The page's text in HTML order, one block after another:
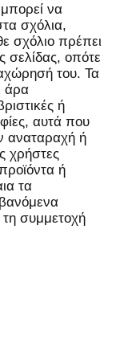
να
σχόλια,
σχόλιο πρέπει
σελίδας, οπότε
του. Τα
άρα
ή
αυτά που
αναταραχή ή
χρήστες
ή
τα
συμμετοχή